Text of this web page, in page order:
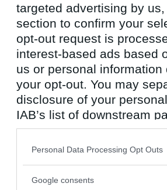
targeted advertising by
section to confirm your
opt-out request is
interest-based ads based
us or personal
your opt-out. You may
disclosure of your
IAB’s list of downstream
also be disclosed by us
Downstream Participants
Please note that this
Personal Data Processing Opt Outs
Google consents
Antal inlägg:
16806
nina733- Ej medlem längre
Antal inlägg:
4346
Pum har en bukett tulpaner på bordet.